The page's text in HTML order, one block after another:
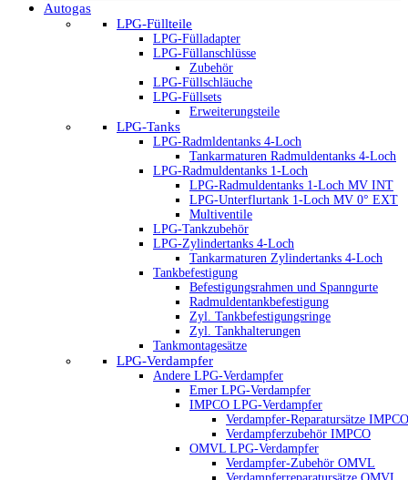
Autogas
LPG-Füllteile
LPG-Fülladapter
LPG-Füllanschlüsse
Zubehör
LPG-Füllschläuche
LPG-Füllsets
Erweiterungsteile
LPG-Tanks
LPG-Radmldentanks 4-Loch
Tankarmaturen Radmuldentanks 4-Loch
LPG-Radmuldentanks 1-Loch
LPG-Radmuldentanks 1-Loch MV INT
LPG-Unterflurtank 1-Loch MV 0° EXT
Multiventile
LPG-Tankzubehör
LPG-Zylindertanks 4-Loch
Tankarmaturen Zylindertanks 4-Loch
Tankbefestigung
Befestigungsrahmen und Spanngurte
Radmuldentankbefestigung
Zyl. Tankbefestigungsringe
Zyl. Tankhalterungen
Tankmontagesätze
LPG-Verdampfer
Andere LPG-Verdampfer
Emer LPG-Verdampfer
IMPCO LPG-Verdampfer
Verdampfer-Reparatursätze IMPCO
Verdampferzubehör IMPCO
OMVL LPG-Verdampfer
Verdampfer-Zubehör OMVL